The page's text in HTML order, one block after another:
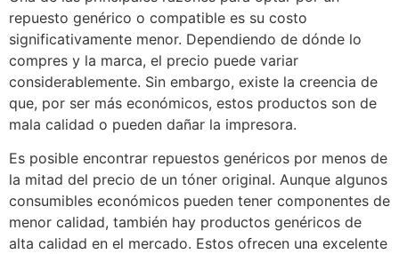
repuesto genérico o compatible es su costo
significativamente menor. Dependiendo de dónde lo
compres y la marca, el precio puede variar
considerablemente. Sin embargo, existe la creencia de
que, por ser más económicos, estos productos son de
mala calidad o pueden dañar la impresora.
Es posible encontrar repuestos genéricos por menos de
la mitad del precio de un tóner original. Aunque algunos
consumibles económicos pueden tener componentes de
menor calidad, también hay productos genéricos de
alta calidad en el mercado. Estos ofrecen una excelente